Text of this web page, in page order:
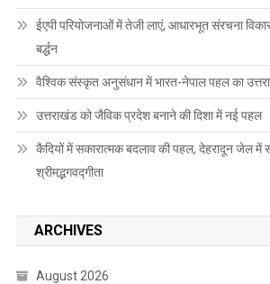
ईएपी परियोजनाओं में तेजी लाएं, आधारभूत संरचना
बर्द्धन
वैश्विक संस्कृत अनुसंधान में भारत-नेपाल पहल का
उत्तराखंड को जैविक प्रदेश बनाने की दिशा में नई पहल
कैदियों में सकारात्मक बदलाव की पहल, देहरादून जेल में
श्रीमद्भगवद्गीता
ARCHIVES
August 2026